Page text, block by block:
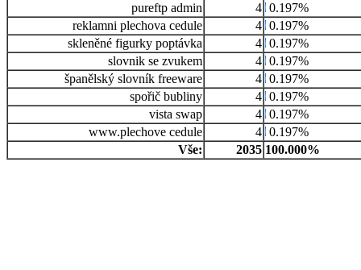
pureftp admin
4 0.197%
reklamni plechova cedule
4 0.197%
skleněné figurky poptávka
4 0.197%
slovnik se zvukem
4 0.197%
španělský slovník freeware
4 0.197%
spořič bubliny
4 0.197%
vista swap
4 0.197%
www.plechove cedule
4 0.197%
Vše:
2035 100.000%